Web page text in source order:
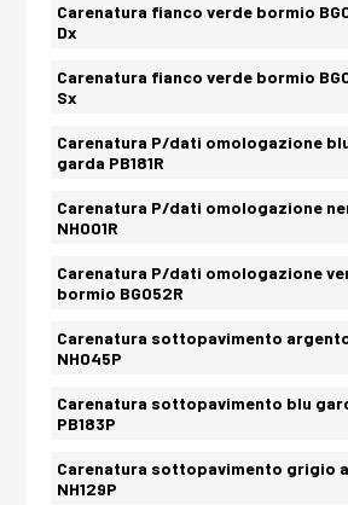
Carenatura fianco verde bormio
Dx
Carenatura fianco verde bormio
Sx
Carenatura P/dati omologazione
garda PB181R
Carenatura P/dati omologazione
NH001R
Carenatura P/dati omologazione
bormio BG052R
Carenatura sottopavimento
NH045P
Carenatura sottopavimento blu
PB183P
Carenatura sottopavimento grigio
NH129P